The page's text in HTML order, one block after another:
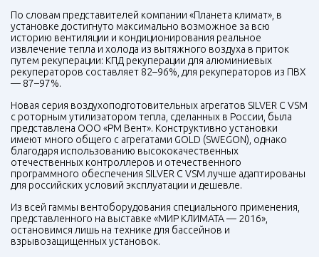
По словам представителей компании «Планета климат», в
установке достигнуто максимально возможное за всю
историю вентиляции и кондиционирования реальное
извлечение тепла и холода из вытяжного воздуха в приток
путем рекуперации: КПД рекуперации для алюминиевых
рекуператоров составляет 82–96%, для рекуператоров из ПВХ
— 87–97%.
Новая серия воздухоподготовительных агрегатов SILVER C VSM
с роторным утилизатором тепла, сделанных в России, была
представлена ООО «РМ Вент». Конструктивно установки
имеют много общего с агрегатами GOLD (SWEGON), однако
благодаря использованию высококачественных
отечественных контроллеров и отечественного
программного обеспечения SILVER C VSMлучше адаптированы
для российских условий эксплуатации и дешевле.
Из всей гаммы вентоборудования специального применения,
представленного на выставке «МИР КЛИМАТА — 2016»,
остановимся лишь на технике для бассейнов и
взрывозащищенных установок.